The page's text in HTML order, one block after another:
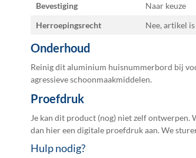
Bevestiging
Naar keuze
Herroepingsrecht
Nee, artikel
Onderhoud
Reinig dit aluminium huisnummerbord bij
agressieve schoonmaakmiddelen.
Proefdruk
Je kan dit product (nog) niet zelf ontwerpen.
dan hier een digitale proefdrukaan. We
Hulp nodig?